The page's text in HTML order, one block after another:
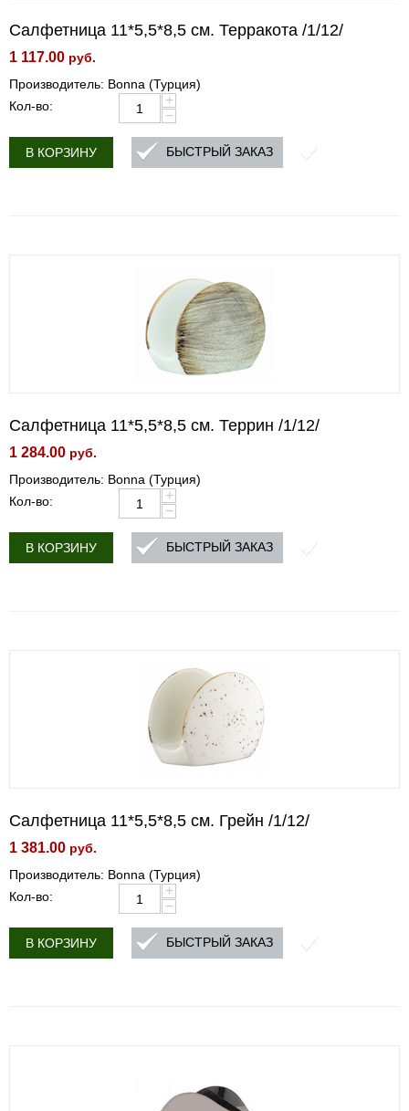
Салфетница 11*5,5*8,5 см. Терракота /1/12/
1 117.00 руб.
Производитель: Bonna (Турция)
Кол-во:
+
−
В КОРЗИНУ БЫСТРЫЙ ЗАКАЗ
Салфетница 11*5,5*8,5 см. Террин /1/12/
1 284.00 руб.
Производитель: Bonna (Турция)
Кол-во:
+
−
В КОРЗИНУ БЫСТРЫЙ ЗАКАЗ
Салфетница 11*5,5*8,5 см. Грейн /1/12/
1 381.00 руб.
Производитель: Bonna (Турция)
Кол-во:
+
−
В КОРЗИНУ БЫСТРЫЙ ЗАКАЗ